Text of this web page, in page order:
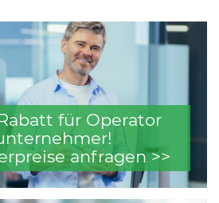
für Operator
anfragen >>